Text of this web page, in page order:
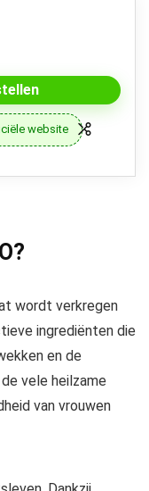
website
wordt verkregen
ingrediënten die
en de
vele heilzame
van vrouwen